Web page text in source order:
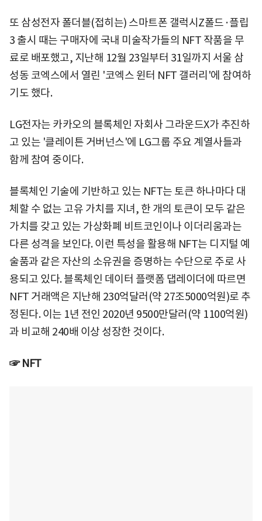
또 삼성전자 폴더블(접히는) 스마트폰 갤럭시Z폴드·플립
3 출시 때는 구매자에 국내 미술작가들의 NFT 작품을 무
료로 배포했고, 지난해 12월 23일부터 31일까지 서울 삼
성동 코엑스에서 열린 '코엑스 윈터 NFT 갤러리'에 참여하
기도 했다.
LG전자는 카카오의 블록체인 자회사 그라운드X가 추진하
고 있는 '클레이튼 거버넌스'에 LG그룹 주요 계열사들과
함께 참여 중이다.
블록체인 기술에 기반하고 있는 NFT는 토큰 하나마다 대
체할 수 없는 고유 가치를 지녀, 한 개의 토큰이 모두 같은
가치를 갖고 있는 가상화폐 비트코인이나 이더리움과는
다른 성격을 보인다. 이런 특성을 활용해 NFT는 디지털 예
술품과 같은 자산의 소유권을 증명하는 수단으로 주로 사
용되고 있다. 블록체인 데이터 플랫폼 댑레이더에 따르면
NFT 거래액은 지난해 230억달러(약 27조5000억원)로 추
정된다. 이는 1년 전인 2020년 9500만달러(약 1100억원)
과 비교해 240배 이상 성장한 것이다.
☞ NFT